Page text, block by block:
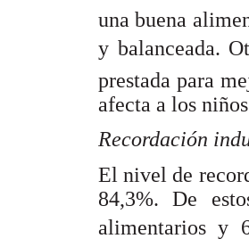
una buena
y balanceada.
prestada para
afecta a los
Recordación
El nivel de
84,3%. De
alimentarios y